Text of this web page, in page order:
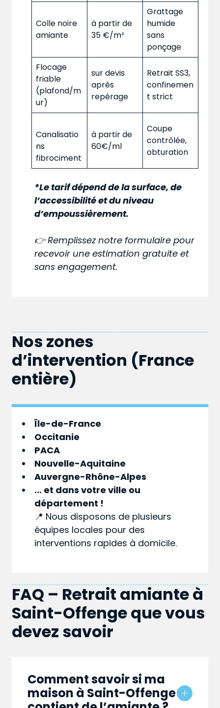
Colle noire
amiante
à partir de
35 €/m²
Grattage
humide
sans
ponçage
Flocage
friable
(plafond/m
ur)
sur devis
après
repérage
Retrait SS3,
confinemen
t strict
Canalisatio
ns
fibrociment
à partir de
60€/ml
Coupe
contrôlée,
obturation
*Le tarif dépend de la surface, de
l’accessibilité et du niveau
d’empoussièrement.
👉 Remplissez notre formulaire pour
recevoir une estimation gratuite et
sans engagement.
Nos zones
d’intervention (France
entière)
Île-de-France
Occitanie
PACA
Nouvelle-Aquitaine
Auvergne-Rhône-Alpes
… et dans votreville ou
département !
📍 Nous disposons de plusieurs
équipes locales pour des
interventions rapides à domicile.
FAQ – Retrait amiante à
Saint-Offenge que vous
devez savoir
Comment savoir si ma
maison à Saint-Offenge